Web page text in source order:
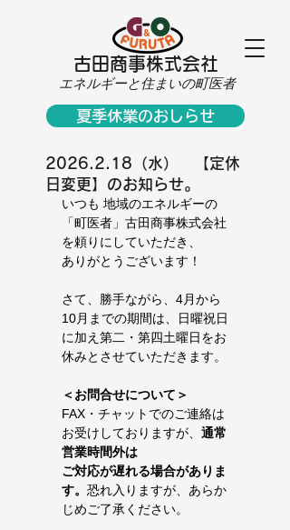
古田商事株式会社
エネルギーと住まいの町医者
夏季休業のおしらせ
2026.2.18（水） 【定休
日変更】のお知らせ。
いつも 地域のエネルギーの
「町医者」古田商事株式会社
を頼りにしていただき、
ありがとうございます！
さて、勝手ながら、4月から
10月までの期間は、日曜祝日
に加え第二・第四土曜日をお
休みとさせていただきます。
＜お問合せについて＞
FAX・チャットでのご連絡は
お受けしておりますが、 通常
営業時間外は
ご対応が遅れる場合がありま
す。 恐れ入りますが、あらか
じめご了承ください。